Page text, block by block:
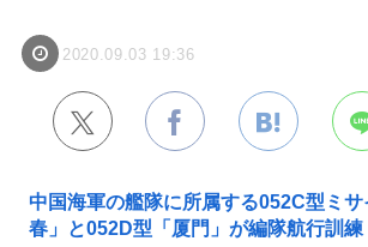
2020.09.03 19:36
中国海軍の艦隊に所属する052C型ミ
春」と052D型「厦門」が編隊航行訓練